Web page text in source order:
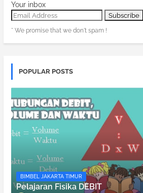
Your inbox
* We promise that we don't spam !
POPULAR POSTS
BIMBEL JAKARTA TIMUR
Pelajaran Fisika DEBIT